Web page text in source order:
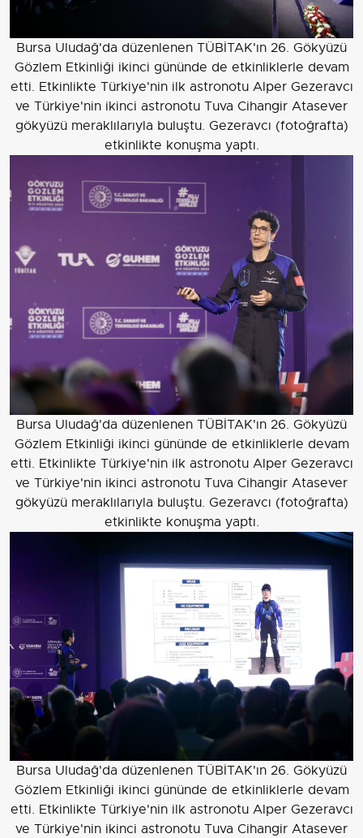
Bursa Uludağ'da düzenlenen TÜBİTAK'ın 26. Gökyüzü
Gözlem Etkinliği ikinci gününde de etkinliklerle devam
etti. Etkinlikte Türkiye'nin ilk astronotu Alper Gezeravcı
ve Türkiye'nin ikinci astronotu Tuva Cihangir Atasever
gökyüzü meraklılarıyla buluştu. Gezeravcı (fotoğrafta)
etkinlikte konuşma yaptı.
Bursa Uludağ'da düzenlenen TÜBİTAK'ın 26. Gökyüzü
Gözlem Etkinliği ikinci gününde de etkinliklerle devam
etti. Etkinlikte Türkiye'nin ilk astronotu Alper Gezeravcı
ve Türkiye'nin ikinci astronotu Tuva Cihangir Atasever
gökyüzü meraklılarıyla buluştu. Gezeravcı (fotoğrafta)
etkinlikte konuşma yaptı.
Bursa Uludağ'da düzenlenen TÜBİTAK'ın 26. Gökyüzü
Gözlem Etkinliği ikinci gününde de etkinliklerle devam
etti. Etkinlikte Türkiye'nin ilk astronotu Alper Gezeravcı
ve Türkiye'nin ikinci astronotu Tuva Cihangir Atasever